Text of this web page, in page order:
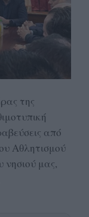
της
από
Αθλητισμού
νησιού μας,